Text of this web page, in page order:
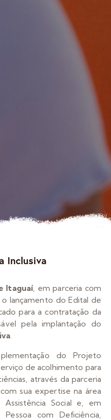
Inclusiva
Itaguaí , em parceria com
o lançamento do Edital de
para a contratação da
pela implantação do
.
do Projeto
de acolhimento para
através da parceria
sua expertise na área
Social e, em
com Deficiência,